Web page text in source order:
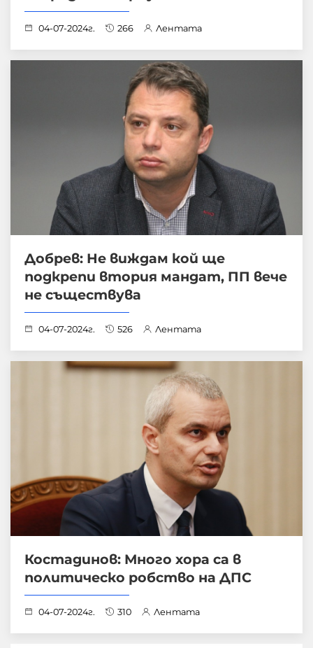
04-07-2024г. 266 Лентата
Добрев: Не виждам кой ще
подкрепи втория мандат, ПП вече
не съществува
04-07-2024г. 526 Лентата
Костадинов: Много хора са в
политическо робство на ДПС
04-07-2024г. 310 Лентата